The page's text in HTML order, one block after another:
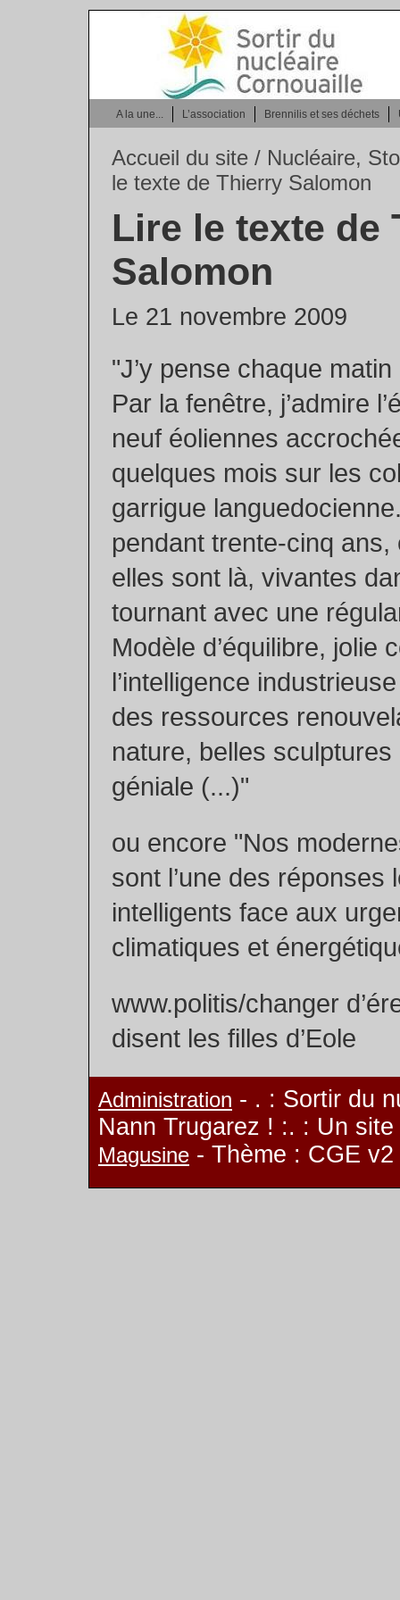
A la une... L’association Brennilis et ses déchets
Accueil du site / Nucléaire,
le texte de Thierry Salomon
Lire le texte de
Salomon
Le 21 novembre 2009
"J’y pense chaque
Par la fenêtre, j’admire
neuf éoliennes
quelques mois sur les
garrigue
pendant trente-cinq ans,
elles sont là, vivantes
tournant avec une
Modèle d’équilibre, jolie
l’intelligence
des ressources
nature, belles
géniale (...)"
ou encore "Nos
sont l’une des réponses
intelligents face aux
climatiques et
www.politis/changer
disent les filles d’Eole
Administration - . : Sortir du
Nann Trugarez ! :. : Un
Magusine - Thème : CGE v2